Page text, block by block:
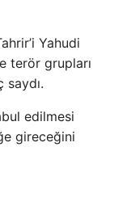
Yahudi
terör grupları
edilmesi
gireceğini